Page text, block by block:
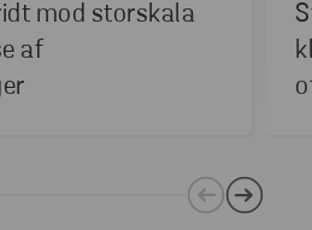
mod storskala
af